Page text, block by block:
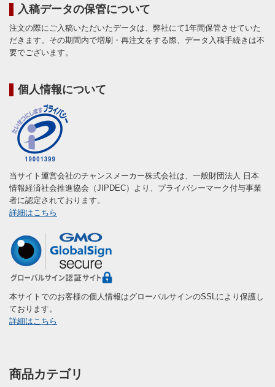
入稿データの保管について
注文の際にご入稿いただいたデータは、弊社にて1年間保管させていた
だきます。その期間内で増刷・再注文をする際、データ入稿手続きは不
要でございます。
個人情報について
当サイト運営会社のチャンスメーカー株式会社は、一般財団法人 日本
情報経済社会推進協会（JIPDEC）より、プライバシーマーク付与事業
者に認定されております。
詳細はこちら
本サイトでのお客様の個人情報はグローバルサインのSSLにより保護し
ております。
詳細はこちら
商品カテゴリ